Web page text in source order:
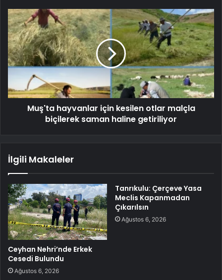
Muş'ta hayvanlar için kesilen otlar malçla
biçilerek saman haline getiriliyor
İlgili Makaleler
Ceyhan Nehri’nde Erkek
Cesedi Bulundu
Ağustos 6, 2026
Tanrıkulu: Çerçeve Yasa
Meclis Kapanmadan
Çıkarılsın
Ağustos 6, 2026